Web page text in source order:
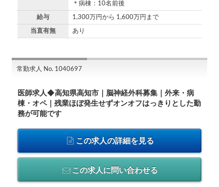
＊病棟：10名前後
給与 1,300万円から 1,600万円まで
当直有無 あり
常勤求人 No. 1040697
医師求人◆高知県高知市｜脳神経外科募集｜外来・病
棟・オペ｜残業ほぼ発生せずオンオフはっきりとした勤
務が可能です
この求人の詳細を見る
この求人に問い合わせる